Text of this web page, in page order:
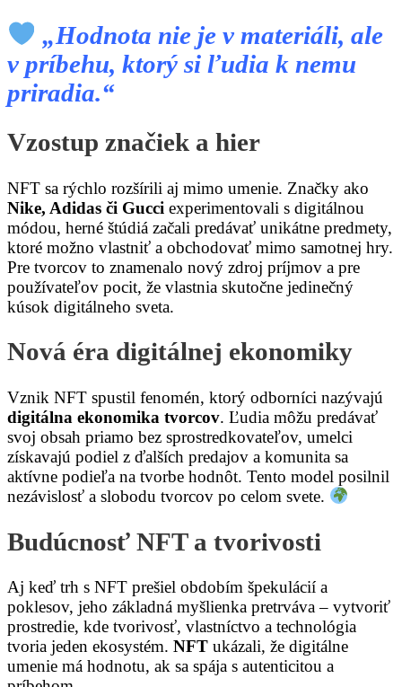
„Hodnota nie je v materiáli, ale
v príbehu, ktorý si ľudia k nemu
priradia.“
Vzostup značiek a hier
NFT sa rýchlo rozšírili aj mimo umenie. Značky ako
Nike, Adidas či Gucci experimentovali s digitálnou
módou, herné štúdiá začali predávať unikátne predmety,
ktoré možno vlastniť a obchodovať mimo samotnej hry.
Pre tvorcov to znamenalo nový zdroj príjmov a pre
používateľov pocit, že vlastnia skutočne jedinečný
kúsok digitálneho sveta.
Nová éra digitálnej ekonomiky
Vznik NFT spustil fenomén, ktorý odborníci nazývajú
digitálna ekonomika tvorcov. Ľudia môžu predávať
svoj obsah priamo bez sprostredkovateľov, umelci
získavajú podiel z ďalších predajov a komunita sa
aktívne podieľa na tvorbe hodnôt. Tento model posilnil
nezávislosť a slobodu tvorcov po celom svete.
Budúcnosť NFT a tvorivosti
Aj keď trh s NFT prešiel obdobím špekulácií a
poklesov, jeho základná myšlienka pretrváva – vytvoriť
prostredie, kde tvorivosť, vlastníctvo a technológia
tvoria jeden ekosystém. NFT ukázali, že digitálne
umenie má hodnotu, ak sa spája s autenticitou a